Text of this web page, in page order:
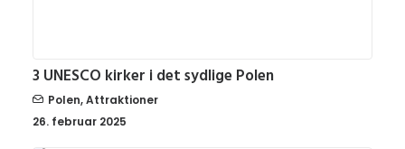
3 UNESCO kirker i det sydlige Polen
Polen,Attraktioner
26. februar 2025